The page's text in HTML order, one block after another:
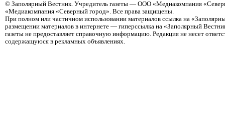
© Заполярный Вестник. Учредитель газеты — ООО «Медиакомпания
«Медиакомпания «Северный город». Все права защищены.
При полном или частичном использовании материалов ссылка на
размещении материалов в интернете — гиперссылка на «Заполярный
газеты не предоставляет справочную информацию. Редакция не несет
содержащуюся в рекламных объявлениях.